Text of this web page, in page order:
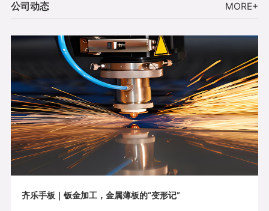
公司动态 MORE+
齐乐手板｜钣金加工，金属薄板的“变形记”